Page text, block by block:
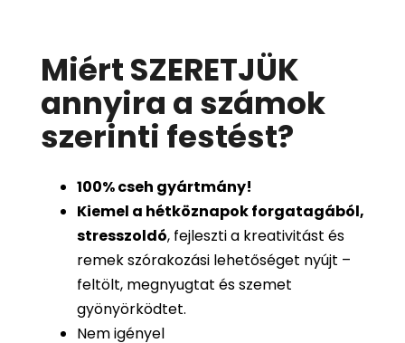
Miért SZERETJÜK
annyira a számok
szerinti festést?
100%cseh gyártmány!
Kiemel a hétköznapok forgatagából,
stresszoldó, fejleszti a kreativitást és
remek szórakozási lehetőséget nyújt –
feltölt, megnyugtat és szemet
gyönyörködtet.
Nem igényel